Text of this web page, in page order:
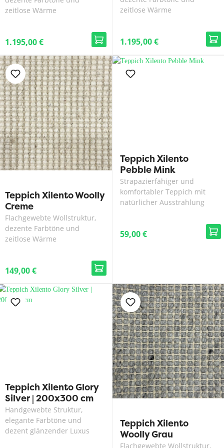
zeitlose Wärme
1.195,00 €
zeitlose Wärme
1.195,00 €
Teppich Xilento Woolly
Creme
Flachgewebte Wollstruktur,
dezente Farbtöne und
zeitlose Wärme
149,00 €
Teppich Xilento
Pebble Mink
Strapazierfähiger und
komfortabler Teppich mit
natürlicher Ausstrahlung
59,00 €
Teppich Xilento Glory
Silver | 200x300 cm
Handgewebte Struktur,
elegante Farbtöne und
dezent glänzender Luxus
Teppich Xilento
Woolly Grau
Flachgewebte Wollstruktur,